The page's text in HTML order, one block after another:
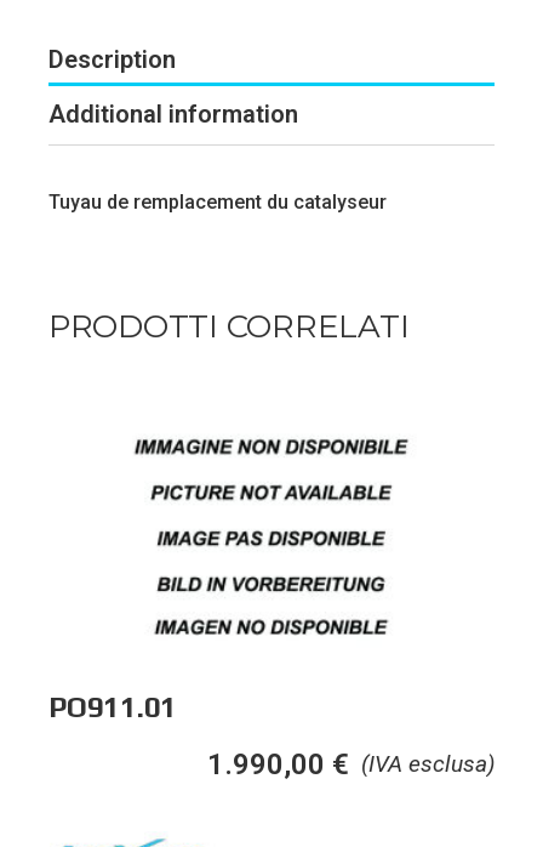
Description
Additional information
Tuyau de remplacement du catalyseur
PRODOTTI CORRELATI
PO911.01
(IVA esclusa)
1.990,00 €